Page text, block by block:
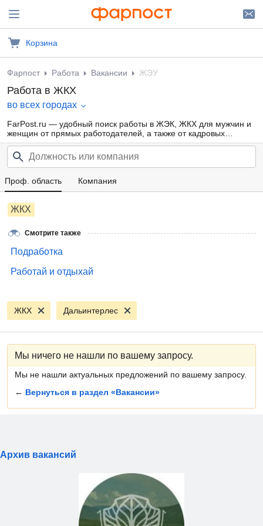
Корзина
Фарпост Работа Вакансии ЖЭУ
Работа в ЖКХ
во всех городах
FarPost.ru — удобный поиск работы в ЖЭК, ЖКХ для мужчин и
женщин от прямых работодателей, а также от кадровых
агентств. Свежие вакансии ЖЭУ каждый день.
Проф. область Компания
ЖКХ
Смотрите также
Подработка
Работай и отдыхай
ЖКХ Дальинтерлес
Мы ничего не нашли по вашему запросу.
Мы не нашли актуальных предложений по вашему запросу.
← Вернуться в раздел «Вакансии»
Архив вакансий